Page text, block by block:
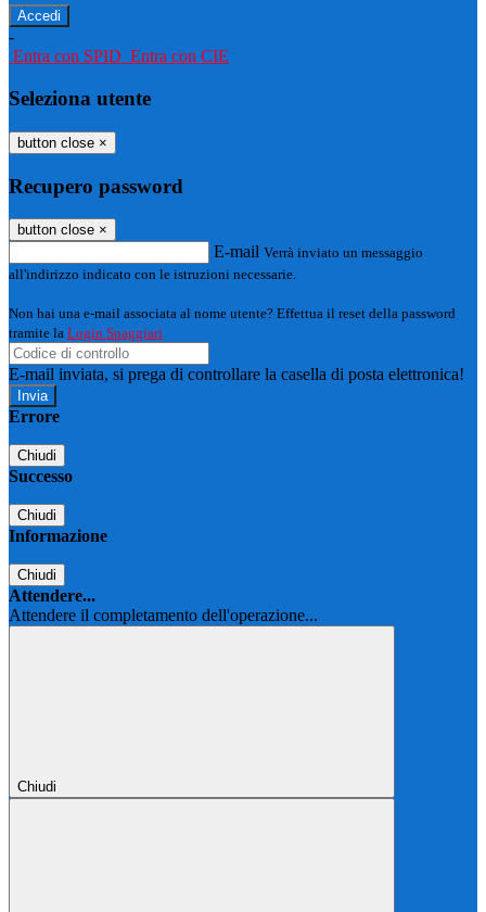
-
Entra con SPID Entra con CIE
Seleziona utente
button close ×
Recupero password
button close ×
E-mail Verrà inviato un messaggio
all'indirizzo indicato con le istruzioni necessarie.
Non hai una e-mail associata al nome utente? Effettua il reset della password
tramite la Login Spaggiari
E-mail inviata, si prega di controllare la casella di posta elettronica!
Errore
Chiudi
Successo
Chiudi
Informazione
Chiudi
Attendere...
Attendere il completamento dell'operazione...
Chiudi